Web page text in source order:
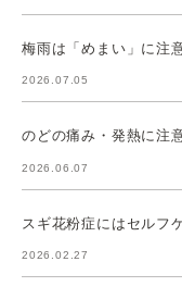
梅雨は「めまい」に注
2026.07.05
のどの痛み・発熱に注
2026.06.07
スギ花粉症にはセルフ
2026.02.27